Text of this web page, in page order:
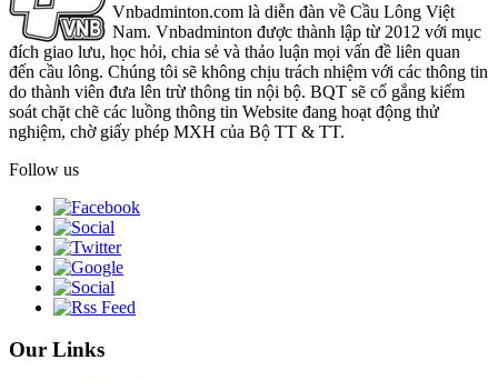
Vnbadminton.com là diễn đàn về Cầu Lông Việt
Nam. Vnbadminton được thành lập từ 2012 với mục
đích giao lưu, học hỏi, chia sẻ và thảo luận mọi vấn đề liên quan
đến cầu lông. Chúng tôi sẽ không chịu trách nhiệm với các thông tin
do thành viên đưa lên trừ thông tin nội bộ. BQT sẽ cố gắng kiểm
soát chặt chẽ các luồng thông tin Website đang hoạt động thử
nghiệm, chờ giấy phép MXH của Bộ TT & TT.
Follow us
Our Links